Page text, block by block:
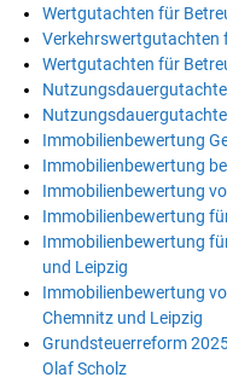
Wertgutachten für
Verkehrswertgutachten
Wertgutachten für
Immobilienbewertung
Immobilienbewertung
Immobilienbewertung
Immobilienbewertung
Immobilienbewertung
und Leipzig
Immobilienbewertung
Chemnitz und Leipzig
Grundsteuerreform
Olaf Scholz